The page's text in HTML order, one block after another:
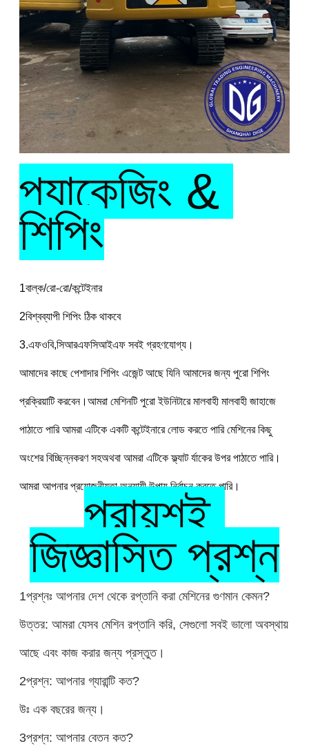
প্যাকেজিং &
শিপিং
1বাল্ক/রো-রো/কন্টেইনার
2বিশ্বব্যাপী শিপিং ঠিক থাকবে
3.এফওবি,সিআরএফসিআইএফ সবই গ্রহণযোগ্য।
আমাদের কাছে পেশাদার শিপিং এজেন্ট আছে যিনি আমাদের জন্য পুরো শিপিং
প্রক্রিয়াটি করবেন।আমরা মেশিনটি পুরো ইউনিটারে মালবাহী মালবাহী জাহাজে
পাঠাতে পারি আমরা এটিকে একটি কন্টেইনারে লোড করতে পারি মেশিনের কিছু
অংশের বিচ্ছিন্নকরণ সহঅথবা আমরা এটিকে ফ্ল্যাট র্যাকের উপর পাঠাতে পারি।
আমরা আপনার প্রয়োজনীয়তা অনুযায়ী উপায় নির্বাচন করতে পারি।
প্রায়শই
জিজ্ঞাসিত প্রশ্ন
1প্রশ্নঃ আপনার দেশ থেকে রপ্তানি করা মেশিনের গুণমান কেমন?
উত্তর: আমরা যেসব মেশিন রপ্তানি করি, সেগুলো সবই ভালো অবস্থায়
আছে এবং কাজ করার জন্য প্রস্তুত।
2প্রশ্ন: আপনার গ্যারান্টি কত?
উঃ এক বছরের জন্য।
3প্রশ্ন: আপনার বেতন কত?